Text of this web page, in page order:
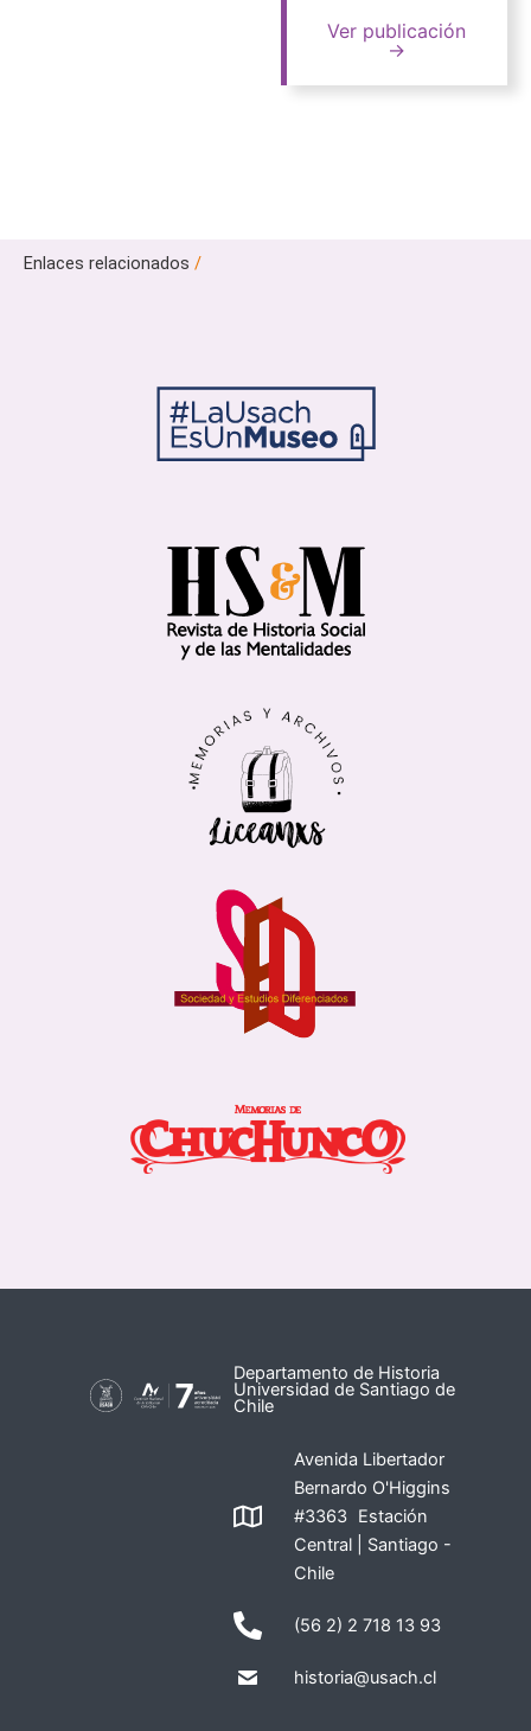
Ver publicación
→
Enlaces relacionados /
Departamento de Historia
Universidad de Santiago de
Chile
Avenida Libertador
Bernardo O'Higgins
#3363 Estación
Central | Santiago -
Chile
(56 2) 2 718 13 93
historia@usach.cl